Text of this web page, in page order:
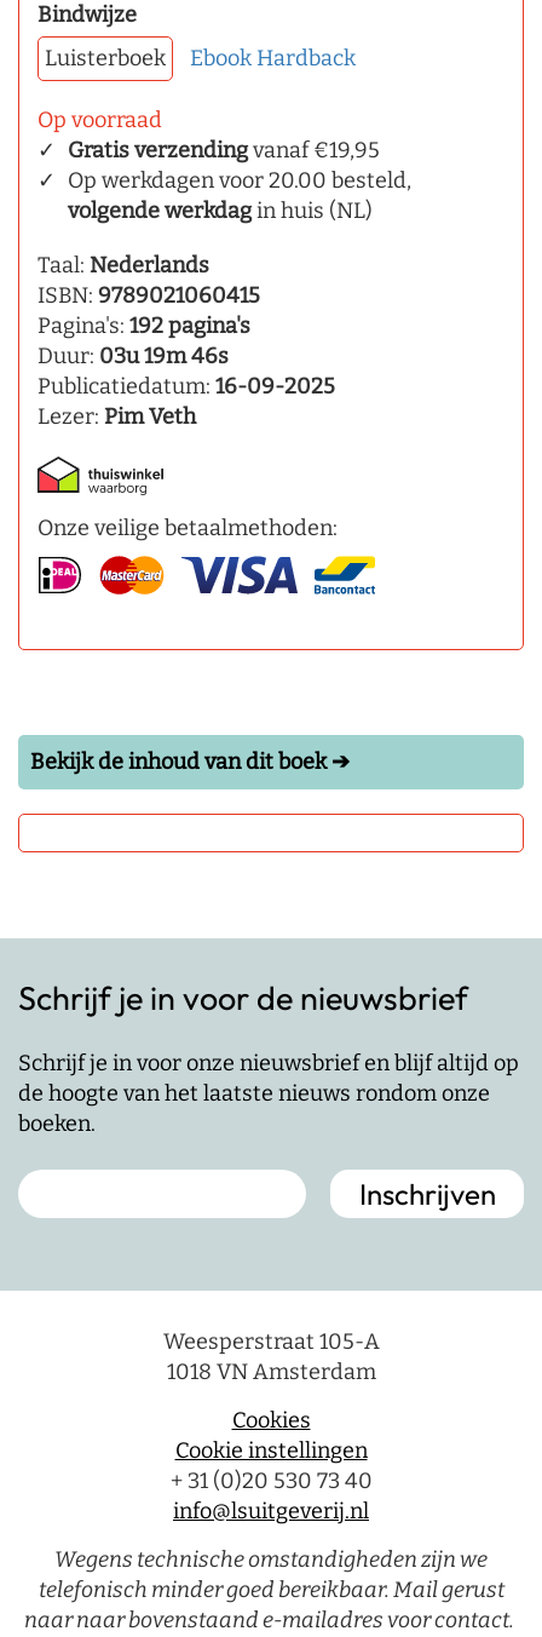
Bindwijze
Luisterboek
Ebook Hardback
Op voorraad
Gratis verzendingvanaf €19,95
Op werkdagen voor 20.00 besteld,
volgende werkdagin huis (NL)
Taal: Nederlands
ISBN: 9789021060415
Pagina's: 192 pagina's
Duur: 03u 19m 46s
Publicatiedatum: 16-09-2025
Lezer: Pim Veth
Onze veilige betaalmethoden:
Bekijk de inhoud van dit boek ➔
Schrijf je in voor de nieuwsbrief
Schrijf je in voor onze nieuwsbrief en blijf altijd op
de hoogte van het laatste nieuws rondom onze
boeken.
Weesperstraat 105-A
1018 VN Amsterdam
Cookies
Cookie instellingen
+ 31 (0)20 530 73 40
info@lsuitgeverij.nl
Wegens technische omstandigheden zijn we
telefonisch minder goed bereikbaar. Mail gerust
naar naar bovenstaand e-mailadres voor contact.